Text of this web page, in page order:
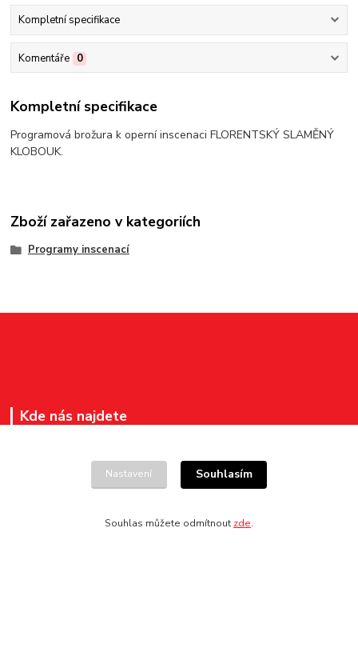
Kompletní specifikace
Komentáře 0
Kompletní specifikace
Programová brožura k operní inscenaci FLORENTSKÝ SLAMĚNÝ
KLOBOUK.
Zboží zařazeno v kategoriích
Programy inscenací
Kde nás najdete
na ul. Čs. legií 148/14
701 04 Ostrava – Moravská Ostrava
Nastavení Souhlasím
Souhlas můžete odmítnout zde.